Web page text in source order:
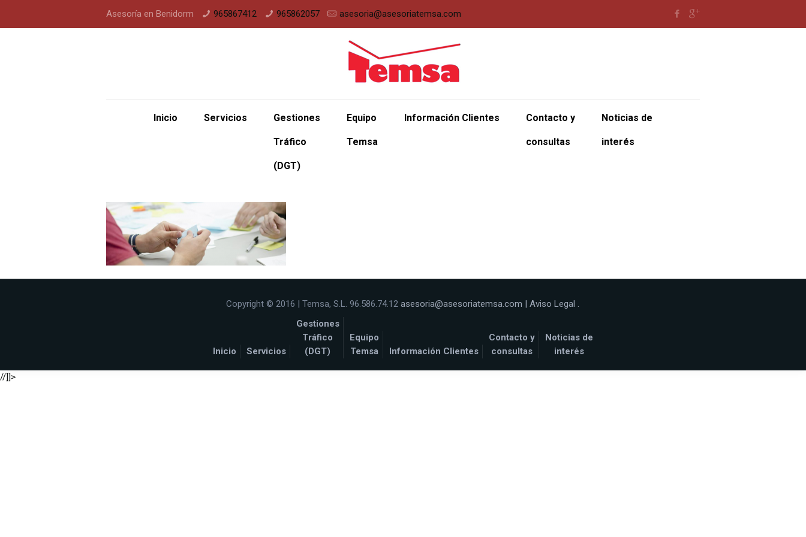
Asesoría en Benidorm 965867412 965862057 asesoria@asesoriatemsa.com
Inicio Servicios Gestiones
Tráfico
(DGT)
Equipo
Temsa
Información Clientes Contacto y
consultas
Noticias de
interés
Copyright © 2016 | Temsa, S.L. 96.586.74.12asesoria@asesoriatemsa.com |Aviso Legal .
Inicio Servicios
Gestiones
Tráfico
(DGT)
Equipo
Temsa
Información Clientes
Contacto y
consultas
Noticias de
interés
//]]>